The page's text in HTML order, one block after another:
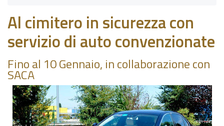
Al cimitero in sicurezza con
servizio di auto convenzionate
Fino al 10 Gennaio, in collaborazione con
SACA